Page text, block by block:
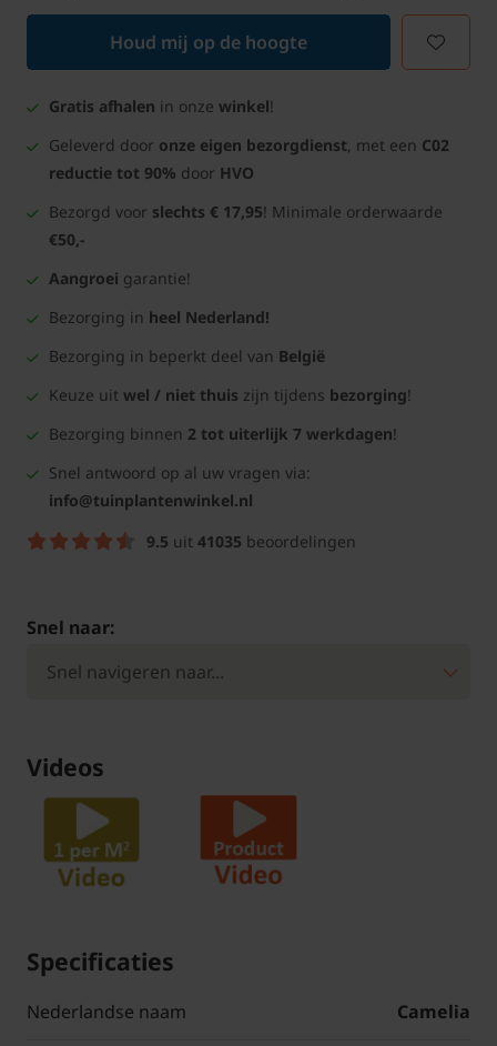
Houd mij op de hoogte
Gratis afhalen in onze winkel!
Geleverd door onze eigen bezorgdienst, met een C02
reductie tot 90% door HVO
Bezorgd voor slechts € 17,95! Minimale orderwaarde
€50,-
Aangroei garantie!
Bezorging in heel Nederland!
Bezorging in beperkt deel van België
Keuze uit wel / niet thuis zijn tijdens bezorging!
Bezorging binnen 2 tot uiterlijk 7 werkdagen!
Snel antwoord op al uw vragen via:
info@tuinplantenwinkel.nl
9.5 uit 41035 beoordelingen
Snel naar:
Videos
Specificaties
Nederlandse naam Camelia